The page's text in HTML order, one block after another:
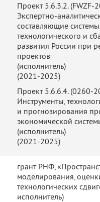
Проект 5.6.3.2. (FWZF-
Экспертно-
составляющие
технологического и
развития России при
проектов
(исполнитель)
(2021-2025)
Проект 5.6.6.4. (0260-
Инструменты,
и прогнозирования
экономической
(исполнитель)
(2021-2025)
грант РНФ,
моделирования,
технологических
исполнитель)